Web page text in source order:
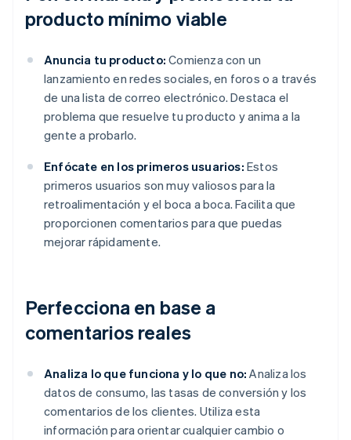
producto mínimo viable
Anuncia tu producto: Comienza con un
lanzamiento en redes sociales, en foros o a través
de una lista de correo electrónico. Destaca el
problema que resuelve tu producto y anima a la
gente a probarlo.
Enfócate en los primeros usuarios: Estos
primeros usuarios son muy valiosos para la
retroalimentación y el boca a boca. Facilita que
proporcionen comentarios para que puedas
mejorar rápidamente.
Perfecciona en base a
comentarios reales
Analiza lo que funciona y lo que no: Analiza los
datos de consumo, las tasas de conversión y los
comentarios de los clientes. Utiliza esta
información para orientar cualquier cambio o